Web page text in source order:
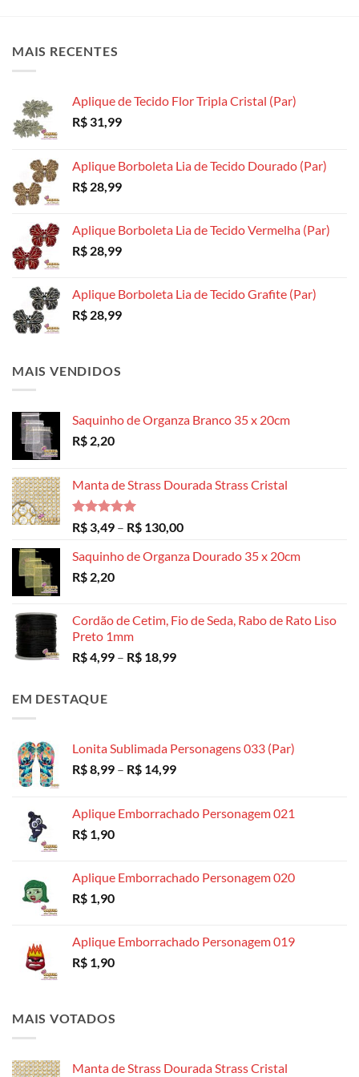
podem
na
página
página
na
MAIS RECENTES
Aplique de Tecido Flor Tripla Cristal (Par)
R$ 31,99
Aplique Borboleta Lia de Tecido Dourado (Par)
R$ 28,99
Aplique Borboleta Lia de Tecido Vermelha (Par)
R$ 28,99
Aplique Borboleta Lia de Tecido Grafite (Par)
R$ 28,99
MAIS VENDIDOS
Saquinho de Organza Branco 35 x 20cm
R$ 2,20
Manta de Strass Dourada Strass Cristal
Avaliação
5.00
de 5
R$ 3,49 – R$ 130,00Faixa
preço:
Saquinho de Organza Dourado 35 x 20cm
R$ 2,20
Cordão de Cetim, Fio de Seda, Rabo de Rato Liso
Preto 1mm
R$4,99 – R$ 18,99Faixa
EM DESTAQUE
Lonita Sublimada Personagens 033 (Par)
R$8,99 – R$ 14,99Faixa
R$ 8,99
Aplique Emborrachado Personagem 021
R$ 1,90
Aplique Emborrachado Personagem 020
R$ 1,90
Aplique Emborrachado Personagem 019
R$ 1,90
MAIS VOTADOS
Manta de Strass Dourada Strass Cristal